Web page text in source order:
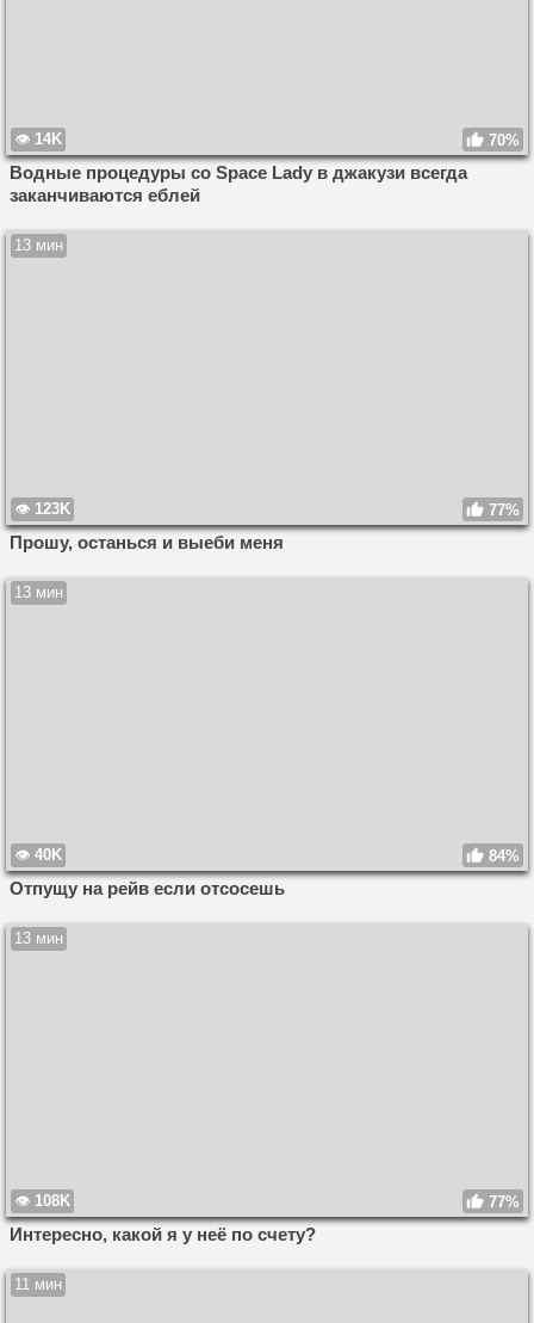
14K 70%
Водные процедуры со Space Lady в джакузи всегда
заканчиваются еблей
13 мин
123K 77%
Прошу, останься и выеби меня
13 мин
40K 84%
Отпущу на рейв если отсосешь
13 мин
108K 77%
Интересно, какой я у неё по счету?
11 мин